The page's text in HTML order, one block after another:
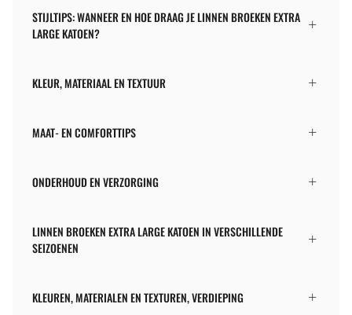
STIJLTIPS: WANNEER EN HOE DRAAG JE LINNEN BROEKEN EXTRA
LARGE KATOEN?
KLEUR, MATERIAAL EN TEXTUUR
MAAT- EN COMFORTTIPS
ONDERHOUD EN VERZORGING
LINNEN BROEKEN EXTRA LARGE KATOEN IN VERSCHILLENDE
SEIZOENEN
KLEUREN, MATERIALEN EN TEXTUREN, VERDIEPING